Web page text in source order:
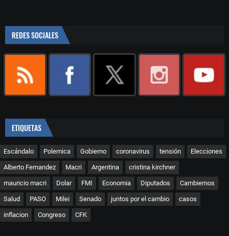
REDES SOCIALES
ETIQUETAS
Escándalo Polemica Gobierno coronavirus tensión Elecciones
Alberto Fernandez Macri Argentina cristina kirchner
mauricio macri Dolar FMI Economia Diputados Cambiemos
Salud PASO Milei Senado juntos por el cambio casos
inflacion Congreso CFK